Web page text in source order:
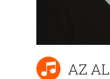
AZ